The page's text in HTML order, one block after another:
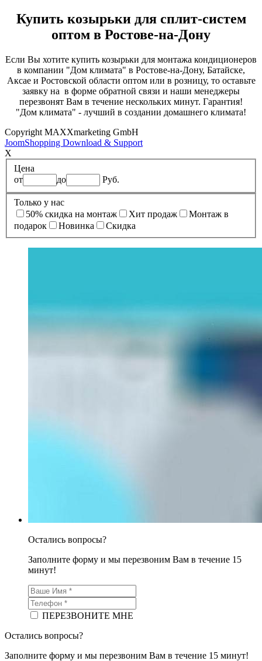
Купить козырьки для сплит-систем
оптом в Ростове-на-Дону
Если Вы хотите купить козырьки для монтажа кондиционеров
в компании "Дом климата" в Ростове-на-Дону, Батайске,
Аксае и Ростовской области оптом или в розницу, то оставьте
заявку на в форме обратной связи и наши менеджеры
перезвонят Вам в течение нескольких минут. Гарантия!
"Дом климата" - лучший в создании домашнего климата!
Copyright MAXXmarketing GmbH
JoomShopping Download & Support
X
Цена
от
до Руб.
Только у нас
50% cкидка на монтаж
Xит продаж
Монтаж в
подарок
Новинка Скидка
Остались вопросы?
Заполните форму и мы перезвоним Вам в течение 15
минут!
ПЕРЕЗВОНИТЕ МНЕ
Остались вопросы?
Заполните форму и мы перезвоним Вам в течение 15 минут!